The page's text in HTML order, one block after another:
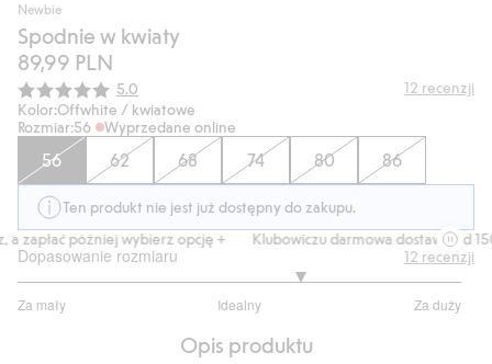
Newbie
Spodnie w kwiaty
89,99 PLN
Średnia ocena:
5.0 12 recenzji
Kolor:Offwhite / kwiatowe
Rozmiar:56 Wyprzedane online
56 62 68 74 80 86
Ten produkt nie jest już dostępny do zakupu.
zapłać później wybierz opcję +
Klubowiczu darmowa dostawa od 150
Dopasowanie rozmiaru
Za mały Idealny Za duży
na
12 recenzji
Opis produktu